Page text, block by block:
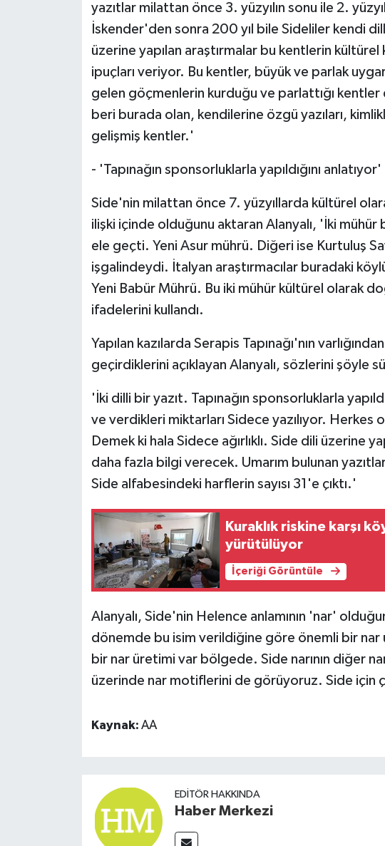
yazıtlar milattan önce 3. yüzyılın sonu ile 2.
İskender'den sonra 200 yıl bile Sideliler kendi
üzerine yapılan araştırmalar bu kentlerin
ipuçları veriyor. Bu kentler, büyük ve parlak
gelen göçmenlerin kurduğu ve parlattığı
beri burada olan, kendilerine özgü yazıları,
gelişmiş kentler.'
- 'Tapınağın sponsorluklarla yapıldığını anlatıyor'
Side'nin milattan önce 7. yüzyıllarda kültürel
ilişki içinde olduğunu aktaran Alanyalı, 'İki
ele geçti. Yeni Asur mührü. Diğeri ise Kurtuluş
işgalindeydi. İtalyan araştırmacılar buradaki
Yeni Babür Mührü. Bu iki mühür kültürel olarak
ifadelerini kullandı.
Yapılan kazılarda Serapis Tapınağı'nın
geçirdiklerini açıklayan Alanyalı, sözlerini şöyle
'İki dilli bir yazıt. Tapınağın sponsorluklarla
ve verdikleri miktarları Sidece yazılıyor. Herkes
Demek ki hala Sidece ağırlıklı. Side dili üzerine
daha fazla bilgi verecek. Umarım bulunan
Side alfabesindeki harflerin sayısı 31'e çıktı.'
Kuraklık riskine karşı
yürütülüyor
İçeriği Görüntüle
Alanyalı, Side'nin Helence anlamının 'nar'
dönemde bu isim verildiğine göre önemli bir nar
bir nar üretimi var bölgede. Side narının diğer
üzerinde nar motiflerini de görüyoruz. Side için
Kaynak: AA
EDITÖR HAKKINDA
Haber Merkezi